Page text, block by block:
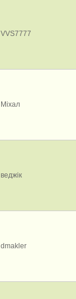
VVS7777
Міхал
веджік
dmakler